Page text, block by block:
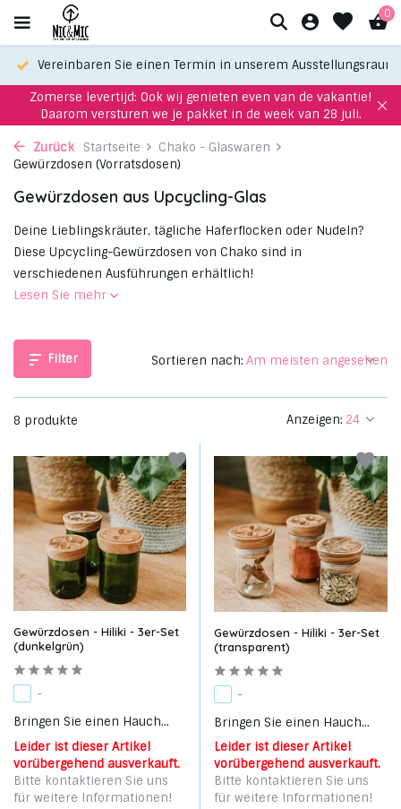
0
Wählen Sie Ihren Favoriten mit unserem
Zomerse levertijd: Ook wij genieten even van de vakantie!
Daarom versturen we je pakket in de week van 28 juli.
Zurück Startseite
Chako - Glaswaren
Gewürzdosen (Vorratsdosen)
Gewürzdosen aus Upcycling-Glas
Deine Lieblingskräuter, tägliche Haferflocken oder Nudeln?
Diese Upcycling-Gewürzdosen von Chako sind in
verschiedenen Ausführungen erhältlich!
Lesen Sie mehr
Filter
8 produkte Anzeigen:
Sortieren nach:
Gewürzdosen - Hiliki - 3er-Set
(dunkelgrün)
-
Bringen Sie einen Hauch...
Leider ist dieser Artikel
vorübergehend ausverkauft.
Bitte kontaktieren Sie uns
für weitere Informationen!
Gewürzdosen - Hiliki - 3er-Set
(transparent)
-
Bringen Sie einen Hauch...
Leider ist dieser Artikel
vorübergehend ausverkauft.
Bitte kontaktieren Sie uns
für weitere Informationen!